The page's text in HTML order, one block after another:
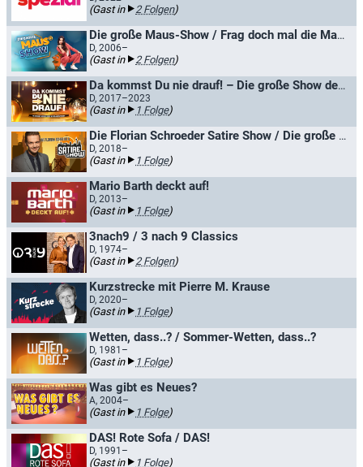
(Gast in 2 Folgen)
Die große Maus-Show / Frag doch mal die Maus
D, 2006–
(Gast in 2 Folgen)
Da kommst Du nie drauf! – Die große Show der schrägen Fragen
D, 2017–2023
(Gast in 1 Folge)
Die Florian Schroeder Satire Show / Die große radioeins Satireshow
D, 2018–
(Gast in 1 Folge)
Mario Barth deckt auf!
D, 2013–
(Gast in 1 Folge)
3nach9 / 3 nach 9 Classics
D, 1974–
(Gast in 2 Folgen)
Kurzstrecke mit Pierre M. Krause
D, 2020–
(Gast in 1 Folge)
Wetten, dass..? / Sommer-Wetten, dass..?
D, 1981–
(Gast in 1 Folge)
Was gibt es Neues?
A, 2004–
(Gast in 1 Folge)
DAS! Rote Sofa / DAS!
D, 1991–
(Gast in 1 Folge)